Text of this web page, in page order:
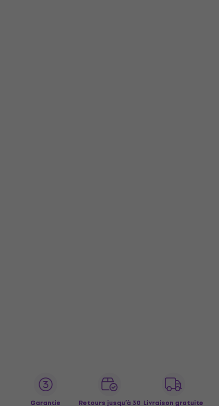
Garantie
Retours jusqu’à 30 Livraison gratuite